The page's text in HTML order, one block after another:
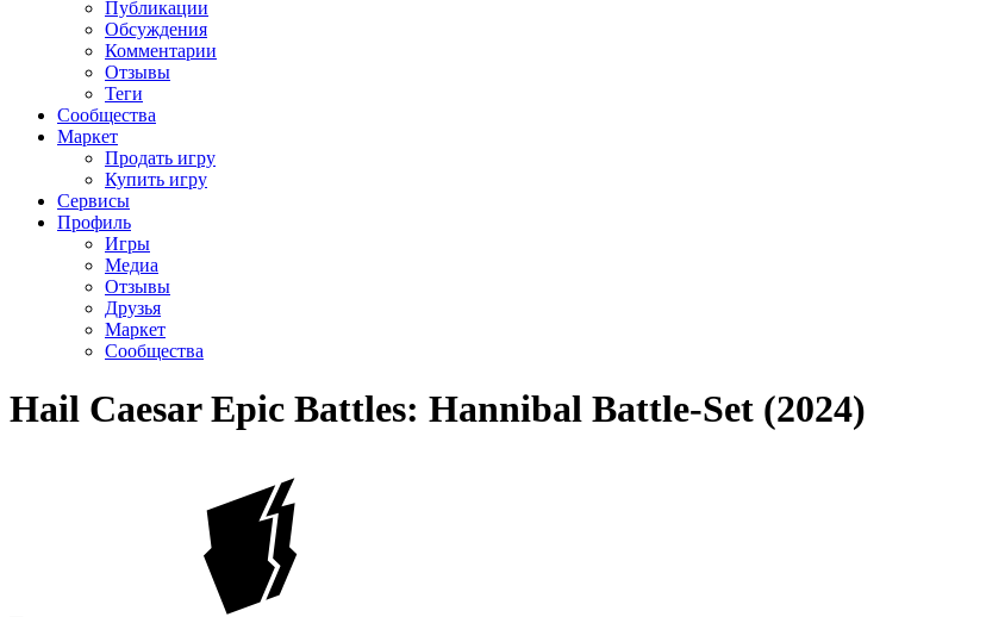
Публикации
Обсуждения
Комментарии
Отзывы
Теги
Сообщества
Маркет
Продать игру
Купить игру
Сервисы
Профиль
Игры
Медиа
Отзывы
Друзья
Маркет
Сообщества
Hail Caesar Epic Battles: Hannibal Battle-Set (2024)